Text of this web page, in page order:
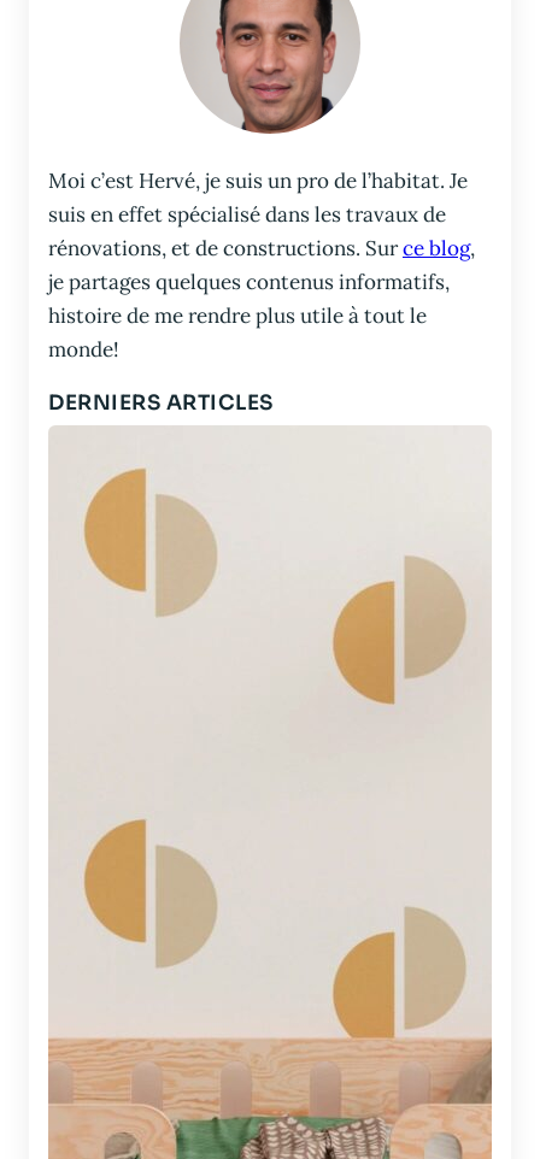
Moi c’est Hervé, je suis un pro de l’habitat. Je
suis en effet spécialisé dans les travaux de
rénovations, et de constructions. Surce blog,
je partages quelques contenus informatifs,
histoire de me rendre plus utile à tout le
monde!
DERNIERS ARTICLES